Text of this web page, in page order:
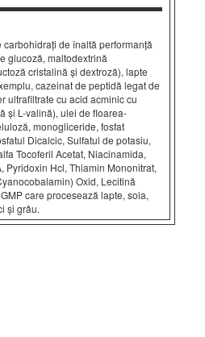
de înaltă performanță
glucoză, maltodextrină
cristalină și dextroză), lapte
cazeinat de peptidă legat de
ultrafiltrate cu acid acminic cu
și L-valină), ulei de floarea-
monogliceride, fosfat
Dicalcic, Sulfatul de potasiu,
Tocoferil Acetat, Niacinamida,
Pyridoxin Hcl, Thiamin Mononitrat,
Oxid, Lecitină
care procesează lapte, soia,
și grâu.